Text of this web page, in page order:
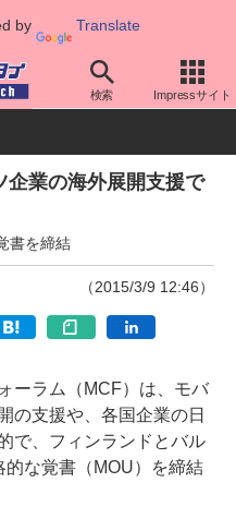
by Translate
検索 Impressサイト
企業の海外展開支援で
書を締結
（2015/3/9 12:46）
ーラム（MCF）は、モバ
の支援や、各国企業の日
で、フィンランドとバル
な覚書（MOU）を締結